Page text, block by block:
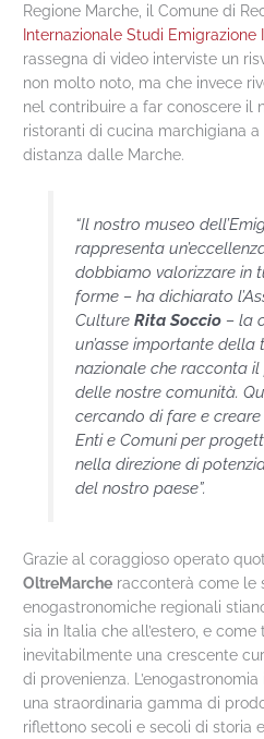
Regione Marche, il Comune di
Internazionale Studi Emigrazione
rassegna di video interviste un
non molto noto, ma che invece
nel contribuire a far conoscere il
ristoranti di cucina marchigiana
distanza dalle Marche.
“Il nostro museo
rappresenta
dobbiamo valorizzare in
forme – ha dichiarato
Culture Rita Soccio– la
un’asse importante
nazionale che racconta
delle nostre comunità.
cercando di fare e
Enti e Comuni per
nella direzione di
del nostro paese”.
Grazie al coraggioso operato
OltreMarche racconterà come le
enogastronomiche regionali
sia in Italia che all’estero, e
inevitabilmente una crescente
di provenienza.
una straordinaria gamma di
riflettono secoli e secoli di storia